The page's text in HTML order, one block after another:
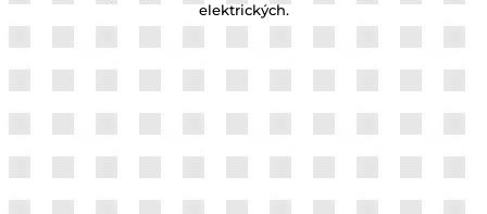
elektrických.